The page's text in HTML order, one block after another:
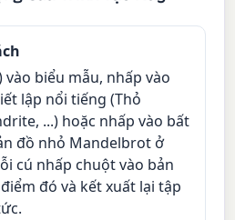
vào biểu mẫu, nhấp vào
lập nổi tiếng (Thỏ
...) hoặc nhấp vào bất
đồ nhỏ Mandelbrot ở
cú nhấp chuột vào bản
đó và kết xuất lại tập